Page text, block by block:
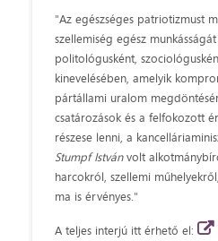
"Az egészséges patriotizmust
szellemiség egész
politológusként,
kinevelésében, amelyik
pártállami uralom
csatározások és a felfokozott
részese lenni, a
Stumpf Istvánvolt
harcokról, szellemi
ma is érvényes."
A teljes interjú itt érhető el: